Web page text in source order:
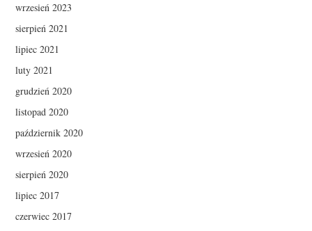
wrzesień 2023
sierpień 2021
lipiec 2021
luty 2021
grudzień 2020
listopad 2020
październik 2020
wrzesień 2020
sierpień 2020
lipiec 2017
czerwiec 2017